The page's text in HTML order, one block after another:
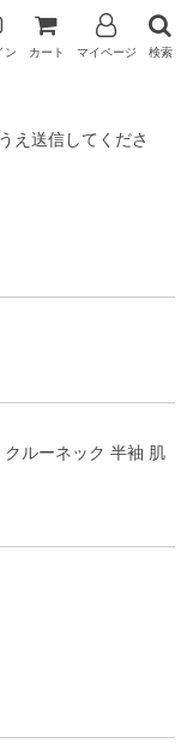
ン カート マイページ 検索
え送信してくださ
ルーネック 半袖 肌